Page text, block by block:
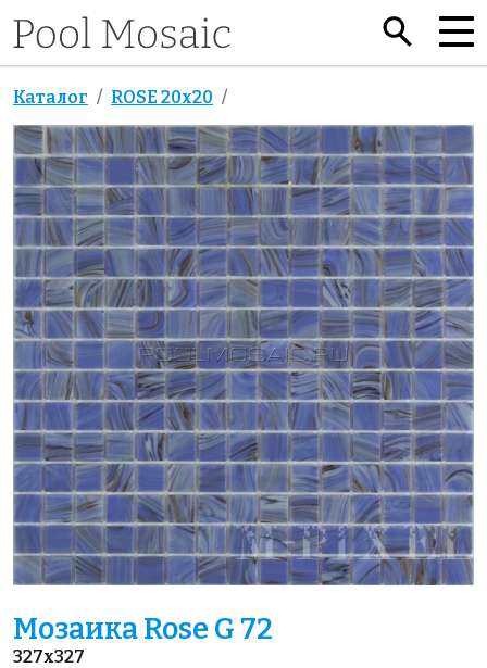
Каталог ROSE 20x20
Мозаика Rose G 72
327x327